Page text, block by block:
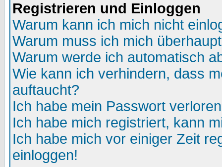
Registrieren und Einloggen
Warum kann ich mich nicht
Warum muss ich mich
Warum werde ich automatisch
Wie kann ich verhindern, dass
auftaucht?
Ich habe mein Passwort
Ich habe mich registriert, kann
Ich habe mich vor einiger Zeit
einloggen!